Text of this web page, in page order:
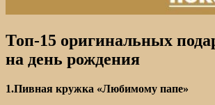
Топ-15 оригинальных
на день рождения
1.Пивная кружка «Любимому папе»